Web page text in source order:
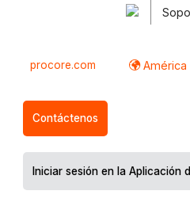
procore.com América
Contáctenos
Iniciar sesión en la Aplicación